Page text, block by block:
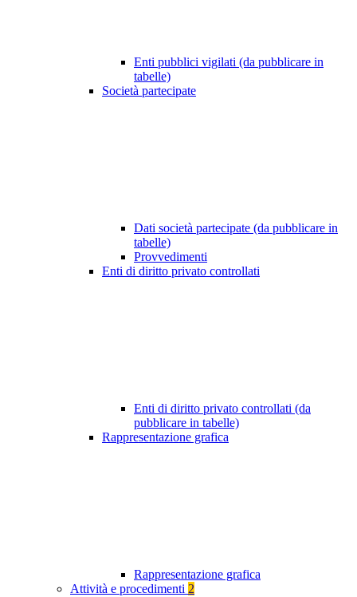
Enti pubblici vigilati (da pubblicare in
tabelle)
Società partecipate
Dati società partecipate (da pubblicare in
tabelle)
Provvedimenti
Enti di diritto privato controllati
Enti di diritto privato controllati (da
pubblicare in tabelle)
Rappresentazione grafica
Rappresentazione grafica
Attività e procedimenti 2